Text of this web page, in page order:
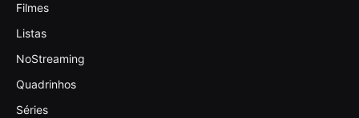
Filmes
Listas
NoStreaming
Quadrinhos
Séries